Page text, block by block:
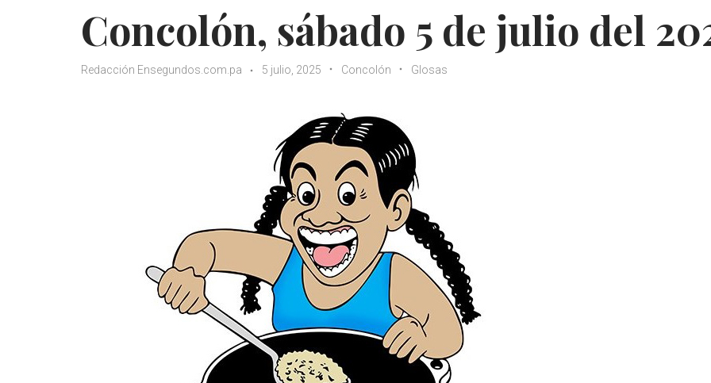
Concolón, sábado 5 de julio del
Redacción Ensegundos.com.pa 5 julio, 2025 Concolón Glosas